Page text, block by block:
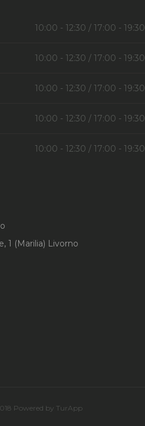
10:00 - 12:30 / 17:00 - 19:30
10:00 - 12:30 / 17:00 - 19:30
10:00 - 12:30 / 17:00 - 19:30
10:00 - 12:30 / 17:00 - 19:30
10:00 - 12:30 / 17:00 - 19:30
1 (Marilia) Livorno
Powered by TurApp